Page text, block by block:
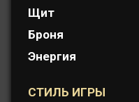
Щит
Броня
Энергия
СТИЛЬ ИГРЫ